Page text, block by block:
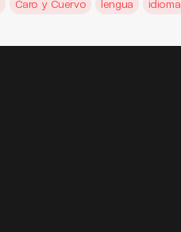
Caro y Cuervo lengua idioma